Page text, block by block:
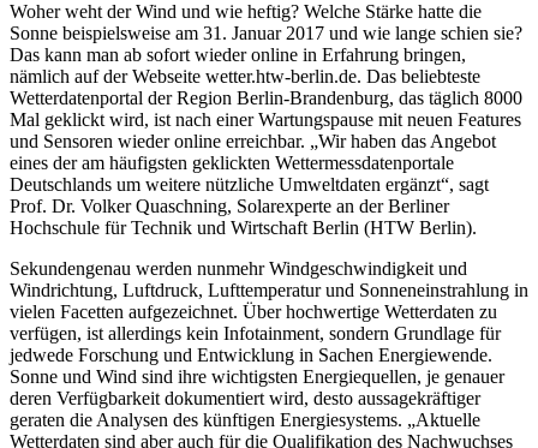
Woher weht der Wind und wie heftig? Welche Stärke hatte die
Sonne beispielsweise am 31. Januar 2017 und wie lange schien sie?
Das kann man ab sofort wieder online in Erfahrung bringen,
nämlich auf der Webseite wetter.htw-berlin.de. Das beliebteste
Wetterdatenportal der Region Berlin-Brandenburg, das täglich 8000
Mal geklickt wird, ist nach einer Wartungspause mit neuen Features
und Sensoren wieder online erreichbar. „Wir haben das Angebot
eines der am häufigsten geklickten Wettermessdatenportale
Deutschlands um weitere nützliche Umweltdaten ergänzt“, sagt
Prof. Dr. Volker Quaschning, Solarexperte an der Berliner
Hochschule für Technik und Wirtschaft Berlin (HTW Berlin).
Sekundengenau werden nunmehr Windgeschwindigkeit und
Windrichtung, Luftdruck, Lufttemperatur und Sonneneinstrahlung in
vielen Facetten aufgezeichnet. Über hochwertige Wetterdaten zu
verfügen, ist allerdings kein Infotainment, sondern Grundlage für
jedwede Forschung und Entwicklung in Sachen Energiewende.
Sonne und Wind sind ihre wichtigsten Energiequellen, je genauer
deren Verfügbarkeit dokumentiert wird, desto aussagekräftiger
geraten die Analysen des künftigen Energiesystems. „Aktuelle
Wetterdaten sind aber auch für die Qualifikation des Nachwuchses